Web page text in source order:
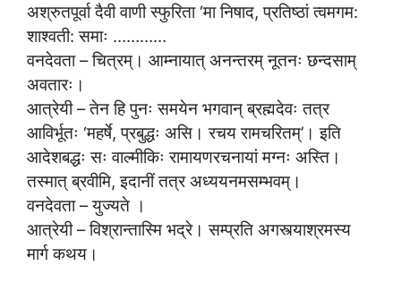
अश्रुतपूर्वा दैवी वाणी स्फुरिता ‘मा निषाद, प्रतिष्ठां त्वमगम:
शाश्वती: समाः …………
वनदेवता – चित्रम्। आम्नायात् अनन्तरम् नूतनः छन्दसाम्
अवतारः।
आत्रेयी – तेन हि पुनः समयेन भगवान् ब्रह्मदेवः तत्र
आविर्भूतः ‘महर्षे, प्रबुद्धः असि। रचय रामचरितम्’। इति
आदेशबद्धः सः वाल्मीकिः रामायणरचनायां मग्नः अस्ति।
तस्मात् ब्रवीमि, इदानीं तत्र अध्ययनमसम्भवम्।
वनदेवता – युज्यते ।
आत्रेयी – विश्रान्तास्मि भद्रे। सम्प्रति अगस्त्याश्रमस्य
मार्ग कथय।